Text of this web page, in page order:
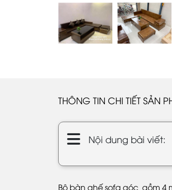
THÔNG TIN CHI TIẾT SẢN
Nội dung bài viết:
Bộ bàn ghế sofa góc gồm 4